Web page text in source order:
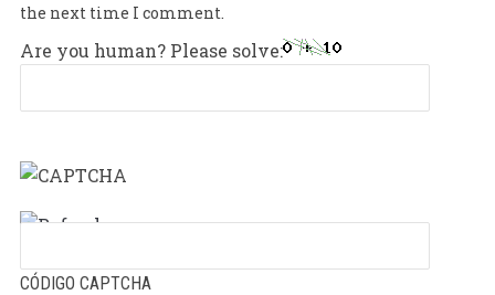
the next time I comment.
Are you human? Please solve:
CÓDIGO CAPTCHA